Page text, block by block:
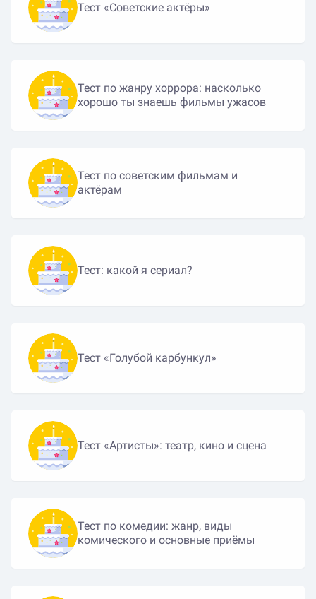
Тест «Советские актёры»
Тест по жанру хоррора: насколько
хорошо ты знаешь фильмы ужасов
Тест по советским фильмам и
актёрам
Тест: какой я сериал?
Тест «Голубой карбункул»
Тест «Артисты»: театр, кино и сцена
Тест по комедии: жанр, виды
комического и основные приёмы